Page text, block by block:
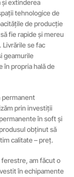
și extinderea
tehnologice de
de producție
fie rapide și mereu
se fac
geamurile
în propria hală de
permanent
prin investiții
în soft și
obținut să
calitate – preț.
ferestre, am făcut o
în echipamente